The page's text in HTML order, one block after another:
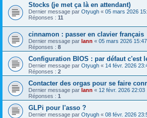
Stocks (je met ça là en attendant)
Dernier message par Otyugh « 05 mars 2026
Réponses : 11
cinnamon : passer en clavier français
Dernier message par lann « 05 mars 2026 15:47
Réponses : 8
Configuration BIOS : par défaut c'est
Dernier message par Otyugh « 14 févr. 2026
Réponses : 2
Contacter des orgas pour se faire
Dernier message par lann « 12 févr. 2026 22:03
Réponses : 1
GLPi pour l'asso ?
Dernier message par Otyugh « 08 févr. 2026